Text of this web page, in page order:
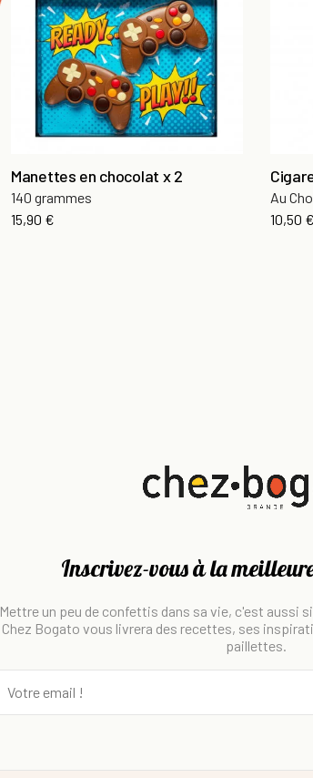
Manettes en chocolat x 2
140 grammes
15,90 €
Au
10,50 €
Inscrivez-vous à la
Mettre un peu de confettis dans sa vie, c'est aussi
Chez Bogato vous livrera des recettes, ses
paillettes.